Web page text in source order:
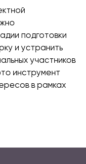
подготовки
и устранить
участников
инструмент
в рамках